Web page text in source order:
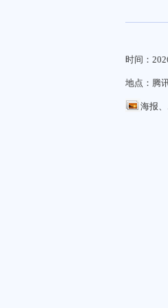
时间：
地点：腾
海报